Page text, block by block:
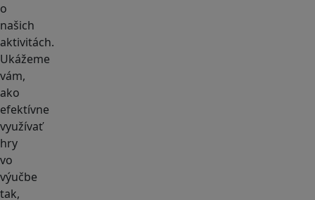
o
našich
aktivitách.
Ukážeme
vám,
ako
efektívne
využívať
hry
vo
výučbe
tak,